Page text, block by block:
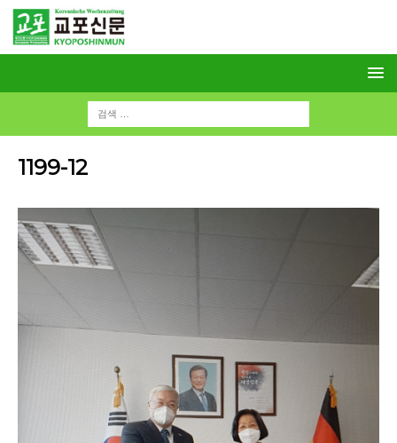
1199-12